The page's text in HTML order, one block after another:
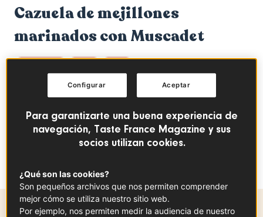
Cazuela de mejillones
marinados con Muscadet
Acompañado con patatas fritas caseras,
Para garantizarte una buena experiencia de
navegación, Taste France Magazine y sus
socios utilizan cookies.
¿Qué son las cookies?
Son pequeños archivos que nos permiten comprender
mejor cómo se utiliza nuestro sitio web.
Por ejemplo, nos permiten medir la audiencia de nuestro
Aceptar
Configurar